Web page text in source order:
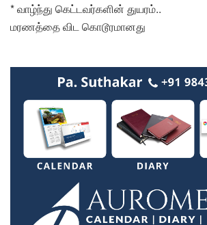
* வாழ்ந்து கெட்டவர்களின் துயரம்..
மரணத்தை விட கொடூரமானது